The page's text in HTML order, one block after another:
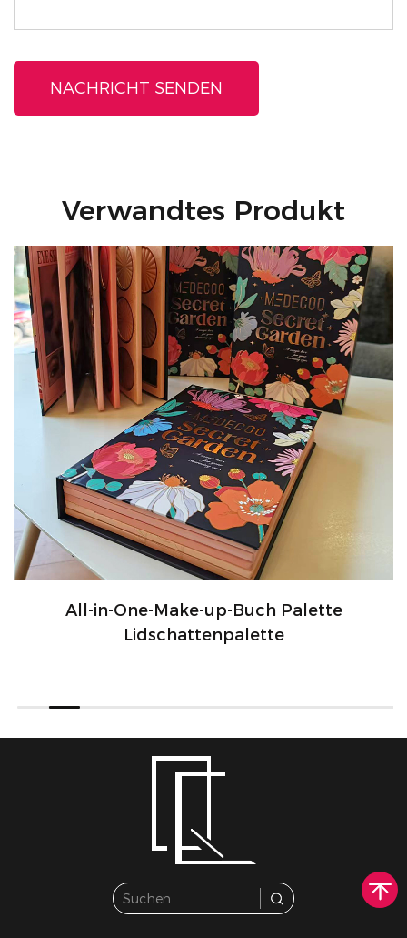
Verwandtes Produkt
All-in-One-Make-up-Buch Palette
Lidschattenpalette